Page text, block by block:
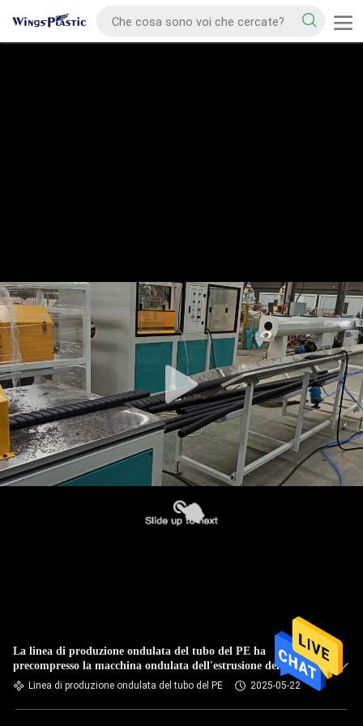
La linea di produzione ondulata del tubo del PE ha
precompresso la macchina ondulata dell'estrusione del tubo
Linea di produzione ondulata del tubo del PE 2025-05-22